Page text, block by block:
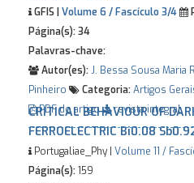
GFIS | Volume 6 / Fascículo 3/4
Página(s):34
Palavras-chave:
Autor(es):J. Bessa Sousa Maria
Pinheiro
Categoria:Artigos
PDF do artigo
revista integral
CRITICAL BEHAVIOUR OF
FERROELECTRIC Bi0.08
Portugaliae_Phy | Volume 11 /
Página(s):159